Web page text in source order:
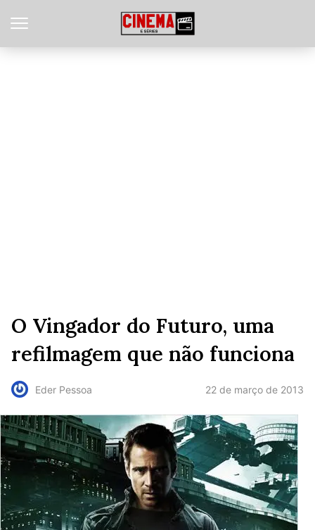
O Vingador do Futuro, uma
refilmagem que não funciona
Eder Pessoa 22 de março de 2013